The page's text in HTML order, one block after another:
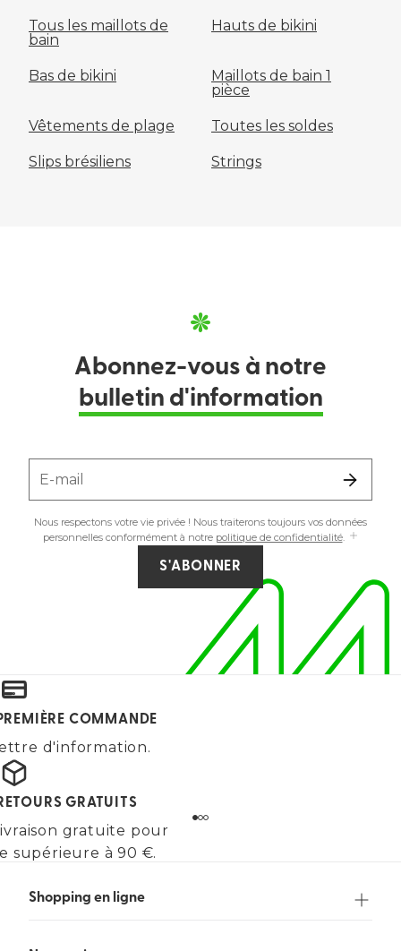
Tous les maillots de
bain
Hauts de bikini
Bas de bikini
Maillots de bain 1
pièce
Vêtements de plage Toutes les soldes
Slips brésiliens Strings
Abonnez-vous à notre
bulletin d'information
E-mail
Nous respectons votre vie privée ! Nous traiterons toujours vos données
personnelles conformément à notre politique de confidentialité.
S'ABONNER
COMMANDE
d'information.
GRATUITS
gratuite pour
supérieure à 90 €.
Shopping en ligne